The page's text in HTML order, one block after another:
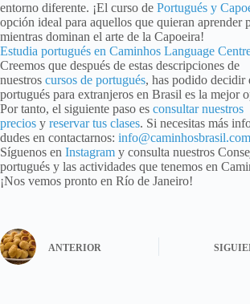
entorno diferente. ¡El curso de Portugués y
opción ideal para aquellos que quieran aprender
mientras dominan el arte de la Capoeira!
Estudia portugués en Caminhos Language
Creemos que después de estas descripciones de
nuestros cursos de portugués, has podido decidir
portugués para extranjeros en Brasil es la mejor
Por tanto, el siguiente paso es consultar nuestros
precios y reservar tus clases. Si necesitas más
dudes en contactarnos: info@caminhosbrasil.com
Síguenos en Instagram y consulta nuestros
portugués y las actividades que tenemos en
¡Nos vemos pronto en Río de Janeiro!
ANTERIOR